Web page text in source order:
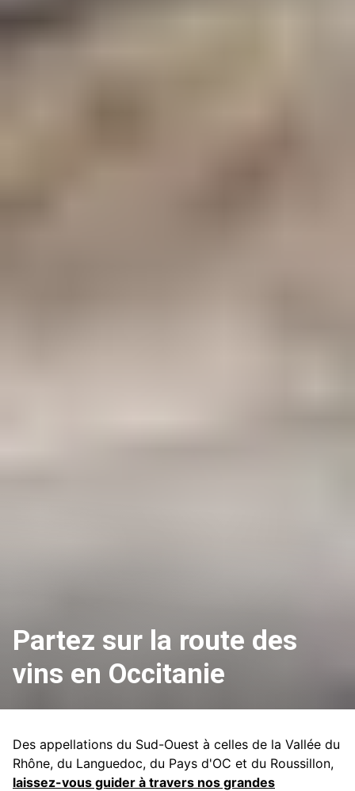
Partez sur la route des
vins en Occitanie
Des appellations du Sud-Ouest à celles de la Vallée du
Rhône, du Languedoc, du Pays d'OC et du Roussillon,
laissez-vous guider à travers nos grandes